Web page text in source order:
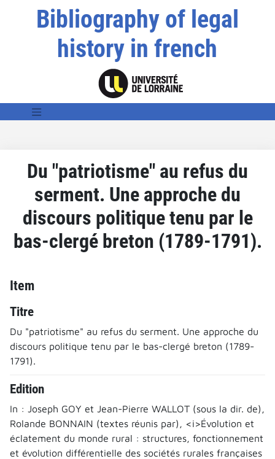
Bibliography of legal
history in french
Du "patriotisme" au refus du
serment. Une approche du
discours politique tenu par le
bas-clergé breton (1789-1791).
Item
Titre
Du "patriotisme" au refus du serment. Une approche du
discours politique tenu par le bas-clergé breton (1789-
1791).
Edition
In : Joseph GOY et Jean-Pierre WALLOT (sous la dir. de),
Rolande BONNAIN (textes réunis par), <i>Évolution et
éclatement du monde rural : structures, fonctionnement
et évolution différentielle des sociétés rurales françaises